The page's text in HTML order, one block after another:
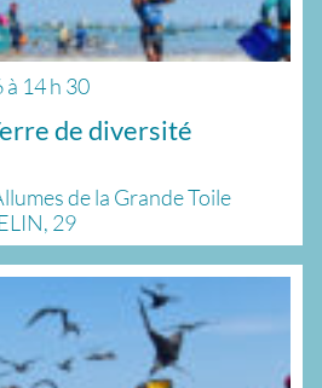
à 14 h 30
de diversité
de la Grande Toile
29